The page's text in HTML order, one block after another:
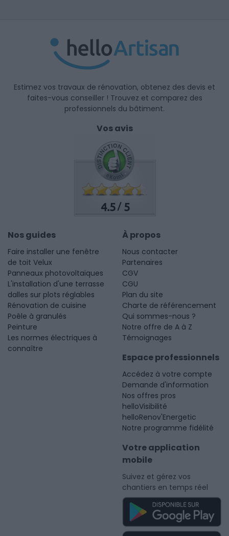
Estimez vos travaux de rénovation, obtenez des devis et
faites-vous conseiller ! Trouvez et comparez des
professionnels du bâtiment.
Vos avis
4.5 /5
Nos guides
Faire installer une fenêtre
de toit Velux
Panneaux photovoltaïques
L'installation d'une terrasse
dalles sur plots réglables
Rénovation de cuisine
Poêle à granulés
Peinture
Les normes électriques à
connaître
À propos
Nous contacter
Partenaires
CGV
CGU
Plan du site
Charte de référencement
Qui sommes-nous ?
Notre offre de A à Z
Témoignages
Espace professionnels
Accédez à votre compte
Demande d'information
Nos offres pros
helloVisibilité
helloRenov'Energetic
Notre programme fidélité
Votre application
mobile
Suivez et gérez vos
chantiers en temps réel